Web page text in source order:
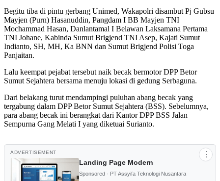
Begitu tiba di pintu gerbang Unimed, Wakapolri disambut Pj Gubsu
Mayjen (Purn) Hasanuddin, Pangdam I BB Mayjen TNI
Mochammad Hasan, Danlantamal I Belawan Laksamana Pertama
TNI Johane, Kabinda Sumut Brigjend TNI Asep, Kajati Sumut
Indianto, SH, MH, Ka BNN dan Sumut Brigjend Polisi Toga
Panjaitan.
Lalu keempat pejabat tersebut naik becak bermotor DPP Betor
Sumut Sejahtera bersama menuju lokasi di gedung Serbaguna.
Dari belakang turut mendampingi puluhan abang becak yang
tergabung dalam DPP Betor Sumut Sejahtera (BSS). Sebelumnya,
para abang becak ini berangkat dari Kantor DPP BSS Jalan
Sempurna Gang Melati I yang diketuai Surianto.
ADVERTISEMENT ⋮
Landing Page Modern
Sponsored · PT Assyifa Teknologi Nusantara